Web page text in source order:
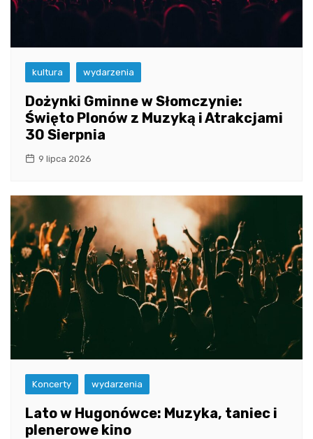
kultura wydarzenia
Dożynki Gminne w Słomczynie:
Święto Plonów z Muzyką i Atrakcjami
30 Sierpnia
9 lipca 2026
Koncerty wydarzenia
Lato w Hugonówce: Muzyka, taniec i
plenerowe kino